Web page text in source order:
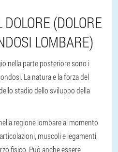
(DOLORE
LOMBARE)
nella parte posteriore sono i
La natura e la forza del
stadio dello sviluppo della
regione lombare al momento
muscoli e legamenti,
fisico. Può anche essere